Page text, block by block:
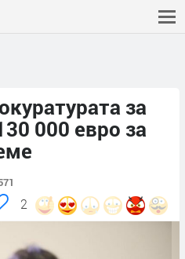
за
000 евро за
2